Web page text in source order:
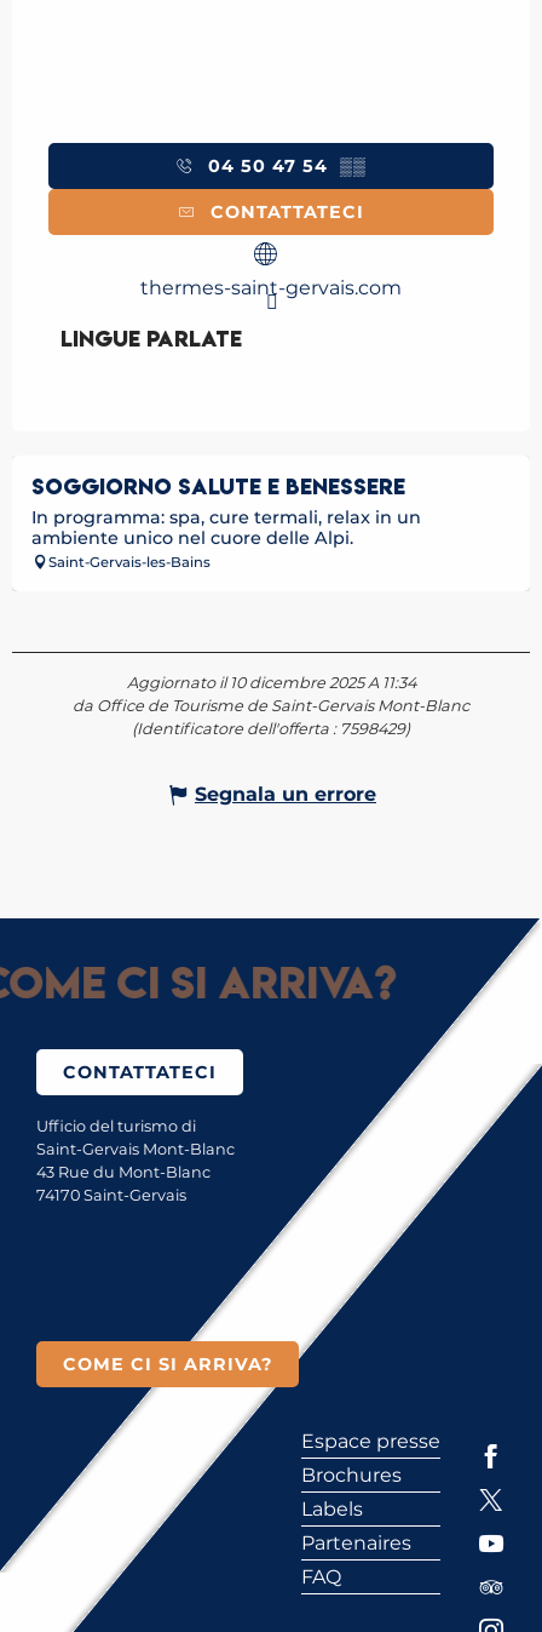
04 50 47 54 ▒▒
CONTATTATECI
thermes-saint-gervais.com
Lingue parlate
Lingue parlate
SOGGIORNO SALUTE E BENESSERE
In programma: spa, cure termali, relax in un
ambiente unico nel cuore delle Alpi.
Saint-Gervais-les-Bains
Aggiornato il 10 dicembre 2025 A 11:34
da Office de Tourisme de Saint-Gervais Mont-Blanc
(Identificatore dell'offerta : 7598429)
Segnala un errore
ci si arriva?
CONTATTATECI
Ufficio del turismo di
Saint-Gervais Mont-Blanc
43 Rue du Mont-Blanc
74170 Saint-Gervais
COME CI SI ARRIVA?
Espace presse
Brochures
Labels
Partenaires
FAQ